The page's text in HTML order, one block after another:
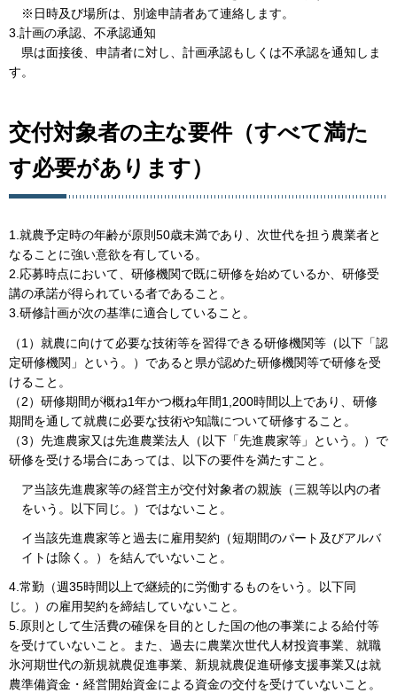
※日時及び場所は、別途申請者あて連絡します。
3.計画の承認、不承認通知
県は面接後、申請者に対し、計画承認もしくは不承認を通知しま
す。
交付対象者の主な要件（すべて満た
す必要があります）
1.就農予定時の年齢が原則50歳未満であり、次世代を担う農業者と
なることに強い意欲を有している。
2.応募時点において、研修機関で既に研修を始めているか、研修受
講の承諾が得られている者であること。
3.研修計画が次の基準に適合していること。
（1）就農に向けて必要な技術等を習得できる研修機関等（以下「認
定研修機関」という。）であると県が認めた研修機関等で研修を受
けること。
（2）研修期間が概ね1年かつ概ね年間1,200時間以上であり、研修
期間を通して就農に必要な技術や知識について研修すること。
（3）先進農家又は先進農業法人（以下「先進農家等」という。）で
研修を受ける場合にあっては、以下の要件を満たすこと。
ア当該先進農家等の経営主が交付対象者の親族（三親等以内の者
をいう。以下同じ。）ではないこと。
イ当該先進農家等と過去に雇用契約（短期間のパート及びアルバ
イトは除く。）を結んでいないこと。
4.常勤（週35時間以上で継続的に労働するものをいう。以下同
じ。）の雇用契約を締結していないこと。
5.原則として生活費の確保を目的とした国の他の事業による給付等
を受けていないこと。また、過去に農業次世代人材投資事業、就職
氷河期世代の新規就農促進事業、新規就農促進研修支援事業又は就
農準備資金・経営開始資金による資金の交付を受けていないこと。